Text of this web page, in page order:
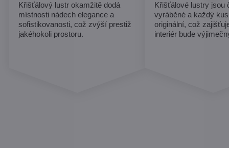
Křišťálový lustr okamžitě dodá
místnosti nádech elegance a
sofistikovanosti, což zvýší prestiž
jakéhokoli prostoru.
Křišťálové lustry jsou
vyráběné a každý
originální, což
interiér bude